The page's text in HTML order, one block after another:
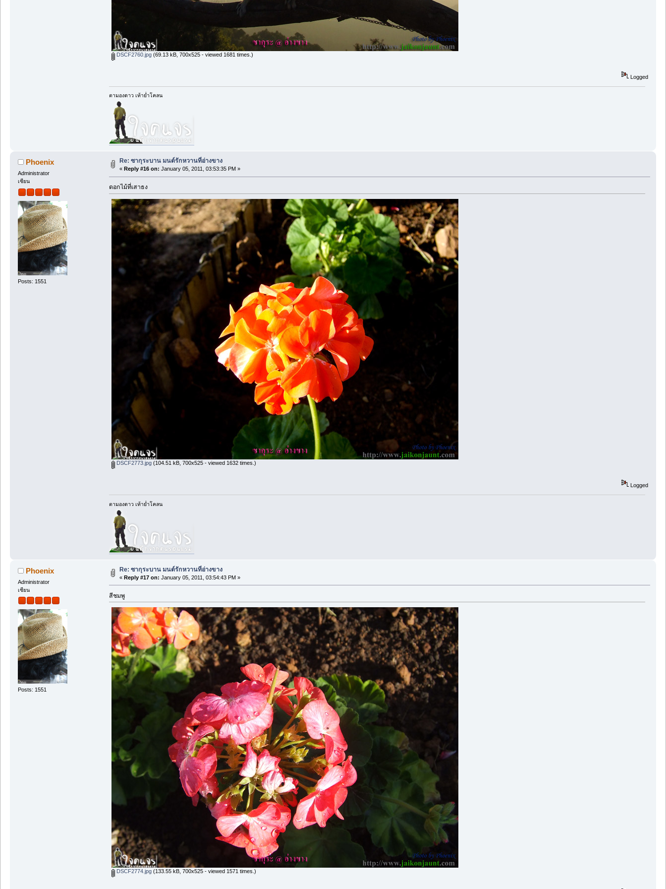
DSCF2760.jpg(69.13 kB, 700x525 - viewed 1681 times.)
Logged
ตามองดาว เท้าย่ำโคลน
Phoenix
Administrator
เซียน
Posts: 1551
Re: ซากุระบาน มนต์รักหวานที่อ่างขาง
« Reply #16 on: January 05, 2011, 03:53:35 PM »
ดอกไม้ที่เสาธง
DSCF2773.jpg(104.51 kB, 700x525 - viewed 1632 times.)
Logged
ตามองดาว เท้าย่ำโคลน
Phoenix
Administrator
เซียน
Posts: 1551
Re: ซากุระบาน มนต์รักหวานที่อ่างขาง
« Reply #17 on: January 05, 2011, 03:54:43 PM »
สีชมพู
DSCF2774.jpg(133.55 kB, 700x525 - viewed 1571 times.)